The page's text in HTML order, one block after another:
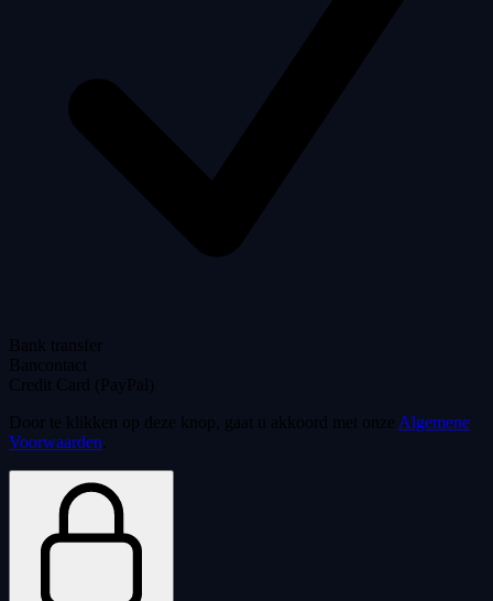
Bank transfer
Bancontact
Credit Card (PayPal)
Door te klikken op deze knop, gaat u akkoord met onze Algemene
Voorwaarden